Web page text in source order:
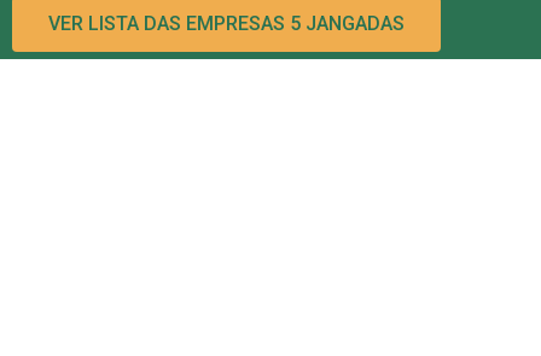
VER LISTA DAS EMPRESAS 5 JANGADAS